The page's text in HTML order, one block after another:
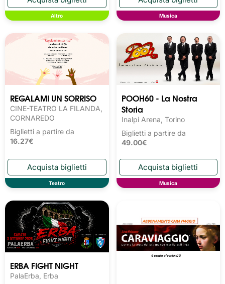
Altro Musica
REGALAMI UN SORRISO
CINE-TEATRO LA FILANDA,
CORNAREDO
Biglietti a partire da
16.27€
Teatro
POOH60 - La Nostra
Storia
Inalpi Arena, Torino
Biglietti a partire da
49.00€
Musica
ERBA FIGHT NIGHT
PalaErba, Erba